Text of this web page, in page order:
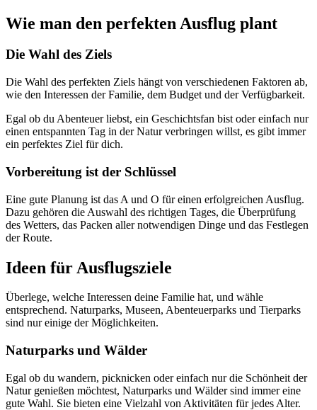
Wie man den perfekten Ausflug plant
Die Wahl des Ziels
Die Wahl des perfekten Ziels hängt von verschiedenen Faktoren ab,
wie den Interessen der Familie, dem Budget und der Verfügbarkeit.
Egal ob du Abenteuer liebst, ein Geschichtsfan bist oder einfach nur
einen entspannten Tag in der Natur verbringen willst, es gibt immer
ein perfektes Ziel für dich.
Vorbereitung ist der Schlüssel
Eine gute Planung ist das A und O für einen erfolgreichen Ausflug.
Dazu gehören die Auswahl des richtigen Tages, die Überprüfung
des Wetters, das Packen aller notwendigen Dinge und das Festlegen
der Route.
Ideen für Ausflugsziele
Überlege, welche Interessen deine Familie hat, und wähle
entsprechend. Naturparks, Museen, Abenteuerparks und Tierparks
sind nur einige der Möglichkeiten.
Naturparks und Wälder
Egal ob du wandern, picknicken oder einfach nur die Schönheit der
Natur genießen möchtest, Naturparks und Wälder sind immer eine
gute Wahl. Sie bieten eine Vielzahl von Aktivitäten für jedes Alter.